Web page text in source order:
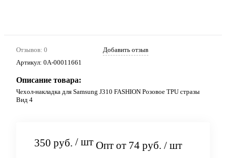
Отзывов: 0
Добавить отзыв
Артикул: 0А-00011661
Описание товара:
Чехол-накладка для Samsung J310 FASHION Розовое TPU стразы
Вид 4
350 руб. / шт Опт от 74 руб. / шт